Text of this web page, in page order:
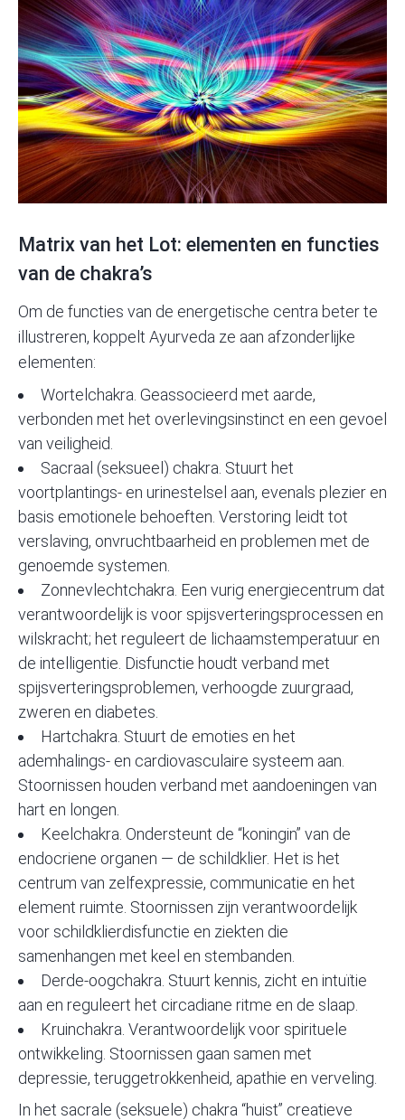
Matrix van het Lot: elementen en functies
van de chakra’s
Om de functies van de energetische centra beter te
illustreren, koppelt Ayurveda ze aan afzonderlijke
elementen:
Wortelchakra. Geassocieerd met aarde,
verbonden met het overlevingsinstinct en een gevoel
van veiligheid.
Sacraal (seksueel) chakra. Stuurt het
voortplantings- en urinestelsel aan, evenals plezier en
basis emotionele behoeften. Verstoring leidt tot
verslaving, onvruchtbaarheid en problemen met de
genoemde systemen.
Zonnevlechtchakra. Een vurig energiecentrum dat
verantwoordelijk is voor spijsverteringsprocessen en
wilskracht; het reguleert de lichaamstemperatuur en
de intelligentie. Disfunctie houdt verband met
spijsverteringsproblemen, verhoogde zuurgraad,
zweren en diabetes.
Hartchakra. Stuurt de emoties en het
ademhalings- en cardiovasculaire systeem aan.
Stoornissen houden verband met aandoeningen van
hart en longen.
Keelchakra. Ondersteunt de “koningin” van de
endocriene organen — de schildklier. Het is het
centrum van zelfexpressie, communicatie en het
element ruimte. Stoornissen zijn verantwoordelijk
voor schildklierdisfunctie en ziekten die
samenhangen met keel en stembanden.
Derde-oogchakra. Stuurt kennis, zicht en intuïtie
aan en reguleert het circadiane ritme en de slaap.
Kruinchakra. Verantwoordelijk voor spirituele
ontwikkeling. Stoornissen gaan samen met
depressie, teruggetrokkenheid, apathie en verveling.
In het sacrale (seksuele) chakra “huist” creatieve